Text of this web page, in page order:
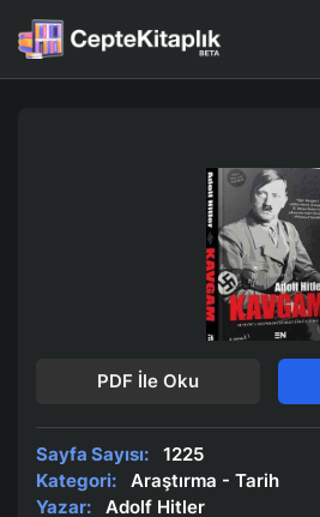
PDF İle Oku
Sayfa Sayısı:
1225
Kategori:
Araştırma - Tarih
Yazar:
Adolf Hitler